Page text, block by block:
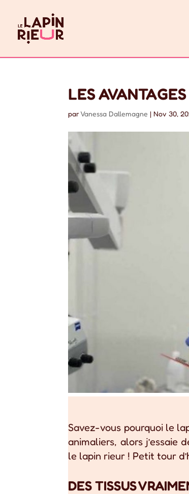
LES
par Vanessa Dallemagne | Nov 30,
Savez-vous pourquoi le
animaliers, alors j’essaie
le lapin rieur ! Petit tour
DES TISSUS